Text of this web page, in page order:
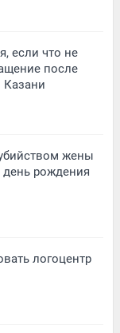
если что не
после
Казани
жены
день рождения
логоцентр